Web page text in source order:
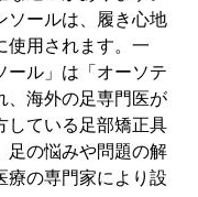
ソールは、履き心地
使用されます。一
ール」は「オーソテ
、海外の足専門医が
している足部矯正具
足の悩みや問題の解
療の専門家により設